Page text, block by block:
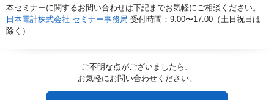
本セミナーに関するお問い合わせは下記までお気軽にご相談ください。
日本電計株式会社 セミナー事務局 受付時間：9:00〜17:00（土日祝日は
除く）
ご不明な点がございましたら、
お気軽にお問い合わせください。